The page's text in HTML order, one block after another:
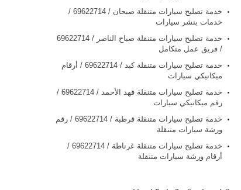
خدمة تصليح سيارات متنقلة صبحان / 69622714‬ /
خدمات بنشر سيارات
/ فريق عمل متكامل
خدمة تصليح سيارات متنقلة كبد / 69622714‬ / أرقام
ميكانيكي سيارات
خدمة تصليح سيارات متنقلة فهد الأحمد / 69622714‬ /
رقم ميكانيكي سيارات
خدمة تصليح سيارات متنقلة قرطبة / 69622714‬ / رقم
ورشة سيارات متنقلة
خدمة تصليح سيارات متنقلة غرناطة / 69622714‬ /
أرقام ورشة سيارات متنقلة